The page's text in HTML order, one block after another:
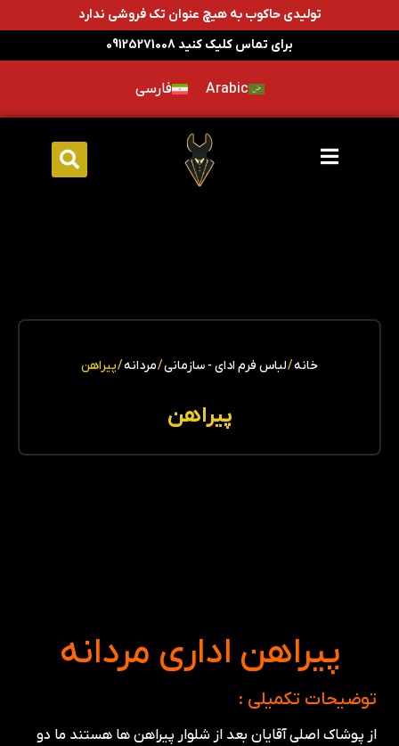
تولیدی حاکوب به هیچ عنوان تک فروشی ندارد
برای تماس کلیک کنید 09125271008
Arabic فارسی
خانه/لباس فرم ادای - سازمانی/مردانه/ پیراهن
پیراهن
پیراهن اداری مردانه
توضیحات تکمیلی :
از پوشاک اصلی آقایان بعد از شلوار پیراهن ها هستند ما دو